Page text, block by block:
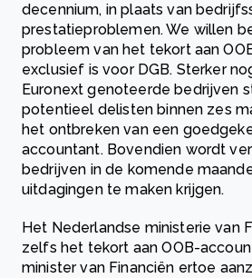
decennium, in plaats van
prestatieproblemen. We willen
probleem van het tekort aan
exclusief is voor DGB. Sterker
Euronext genoteerde bedrijven
potentieel delisten binnen zes
het ontbreken van een
accountant. Bovendien wordt
bedrijven in de komende
uitdagingen te maken krijgen.
Het Nederlandse ministerie van
zelfs het tekort aan OOB-
minister van Financiën ertoe